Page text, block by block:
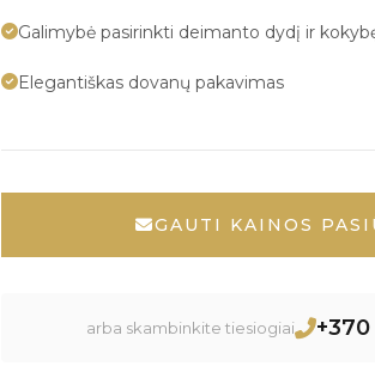
Galimybė pasirinkti deimanto dydį ir
Elegantiškas dovanų pakavimas
GAUTI KAINOS
arba skambinkite tiesiogiai